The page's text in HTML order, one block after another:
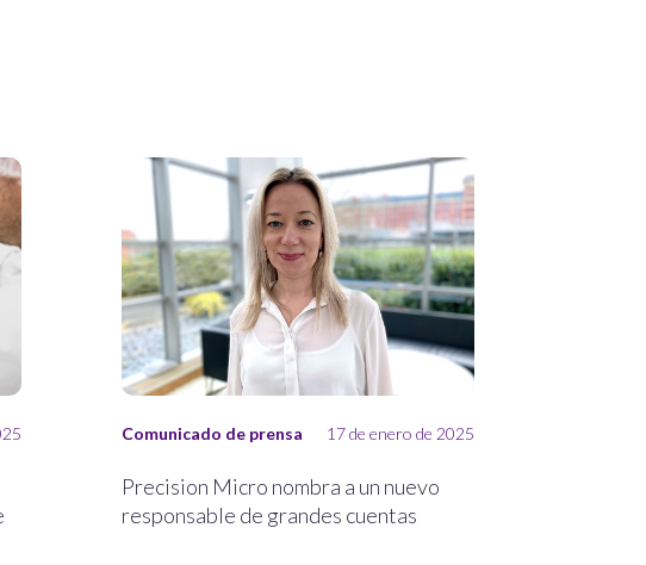
Comunicado de prensa 17 de enero de 2025
Precision Micro nombra a un nuevo
responsable de grandes cuentas